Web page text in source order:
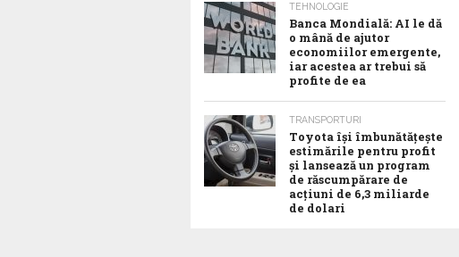
TEHNOLOGIE
Banca Mondială: AI le dă
o mână de ajutor
economiilor emergente,
iar acestea ar trebui să
profite de ea
TRANSPORTURI
Toyota îşi îmbunătăţeşte
estimările pentru profit
şi lansează un program
de răscumpărare de
acţiuni de 6,3 miliarde
de dolari